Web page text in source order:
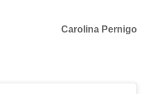
Carolina Pernigo